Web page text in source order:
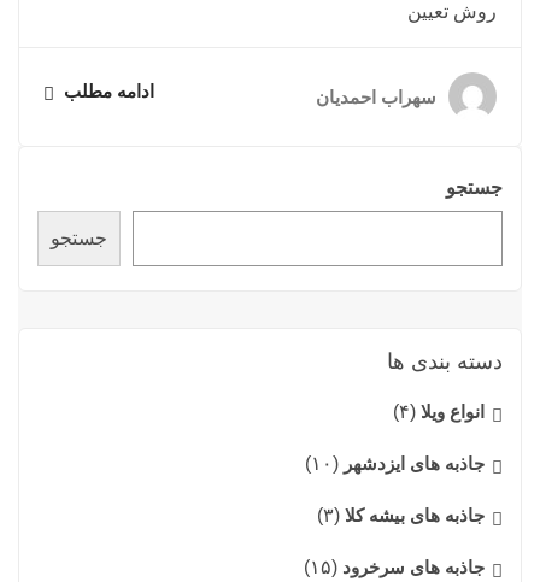
جستجو
جستجو
دسته بندی ها
انواع ویلا (۴)
جاذبه های ایزدشهر (۱۰)
جاذبه های بیشه کلا (۳)
جاذبه های سرخرود (۱۵)
روش تعیین
سهراب احمدیان ادامه مطلب